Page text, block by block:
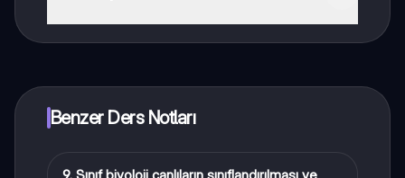
Benzer Ders Notları
Biyoloji
9. Sınıf biyoloji canlıların sınıflandırılması ve